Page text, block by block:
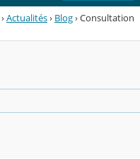
›Actualités› Blog›Consultation